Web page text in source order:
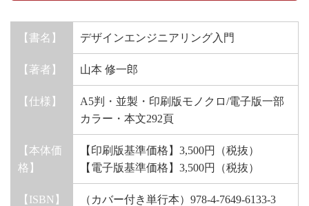
【書名】 デザインエンジニアリング入門
【著者】 山本 修一郎
【仕様】
A5判・並製・印刷版モノクロ/電子版一部
カラー・本文292頁
【本体価
格】
【印刷版基準価格】3,500円（税抜）
【電子版基準価格】3,500円（税抜）
【ISBN】
（カバー付き単行本）978-4-7649-6133-3